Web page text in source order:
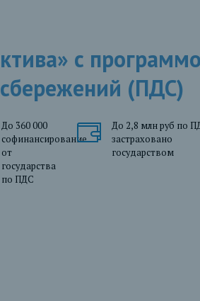
с
(ПДС)
До 360 000
софинансирование
от
государства
по ПДС
До 2,8 млн руб по
застраховано
государством